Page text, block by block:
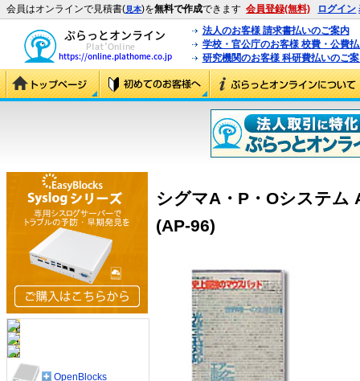
会員はオンラインで見積書(見本)を無料で作成できます 会員登録(無料) ログイン
法人のお客様 請求書払いのご案内
学校・官公庁のお客様 校費・公費
研究機関のお客様 科研費払いのご
シグマA・P・Oシステム
(AP-96)
OpenBlocks